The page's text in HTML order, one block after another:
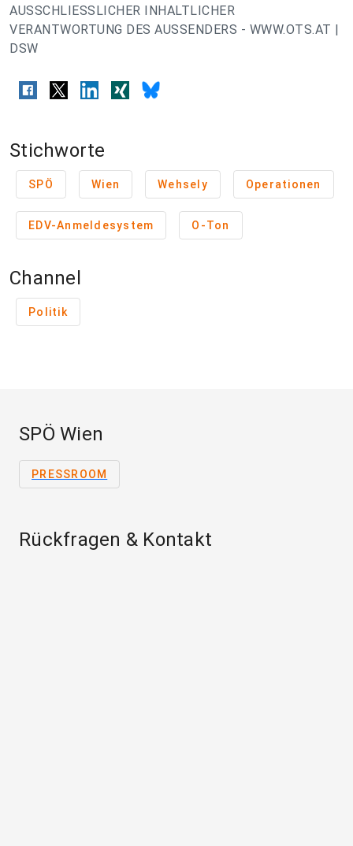
AUSSCHLIESSLICHER INHALTLICHER
VERANTWORTUNG DES AUSSENDERS - WWW.OTS.AT |
DSW
Stichworte
SPÖ Wien Wehsely Operationen
EDV-Anmeldesystem O-Ton
Channel
Politik
SPÖ Wien
PRESSROOM
Rückfragen & Kontakt